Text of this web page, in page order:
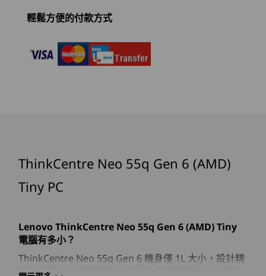
顯示器、平板電腦、滑鼠和鍵盤為選配，需單獨購買。
可精簡日常任務。智慧功能包括文檔掃描和摘要自
動化，以及高效的電子郵件管理與排程。 這款電
電源供應裝置
規格可能因地區/型號而異。
USB-C ® (USB 10Gbps)，配備電力傳輸，以及
DisplayPort™
HDMI®2.1（最高支援 4K@60Hz 解析度）
DisplayPort™ 1.4a
乙太網路 (RJ45)
DisplayPort™ 1.4a
-2 x USB-A（高速 USB）
11-乙太網路 (RJ45)
Kensington Security Slot™
開始於
NT$23,339
Pro
記憶體
SODIM
儲存裝置
Up to 2TB PCIe
NT$31,127
輕鬆方便的付款方式
ThinkCentre Neo 55q Gen 6 (AMD)
Tiny PC
ThinkCentre Neo 55q Gen 6 機身僅 1L 大小，設計精巧，
Lenovo ThinkCentre Neo 55q Gen 6 (AMD) Tiny
電腦有多小？
ThinkCentre Neo 55q Gen 6 機身僅 1L 大小，設計精
巧，展現非凡的精緻感。 俐落且省空間的設計，是狹